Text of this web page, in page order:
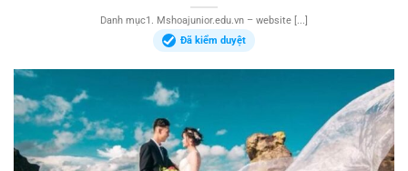
Danh mục1. Mshoajunior.edu.vn – website [...]
Đã kiểm duyệt